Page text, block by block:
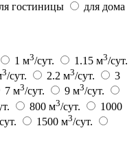
гостиницы для дома
1 м3/сут. 1.15 м3/сут.
3/сут. 2.2 м3/сут.
3
7 м3/сут. 9 м3/сут.
800 м3/сут.
1000
1500 м3/сут.